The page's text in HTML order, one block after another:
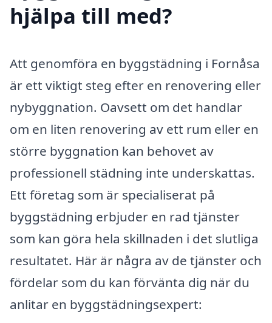
hjälpa till med?
Att genomföra en byggstädning i Fornåsa
är ett viktigt steg efter en renovering eller
nybyggnation. Oavsett om det handlar
om en liten renovering av ett rum eller en
större byggnation kan behovet av
professionell städning inte underskattas.
Ett företag som är specialiserat på
byggstädning erbjuder en rad tjänster
som kan göra hela skillnaden i det slutliga
resultatet. Här är några av de tjänster och
fördelar som du kan förvänta dig när du
anlitar en byggstädningsexpert: